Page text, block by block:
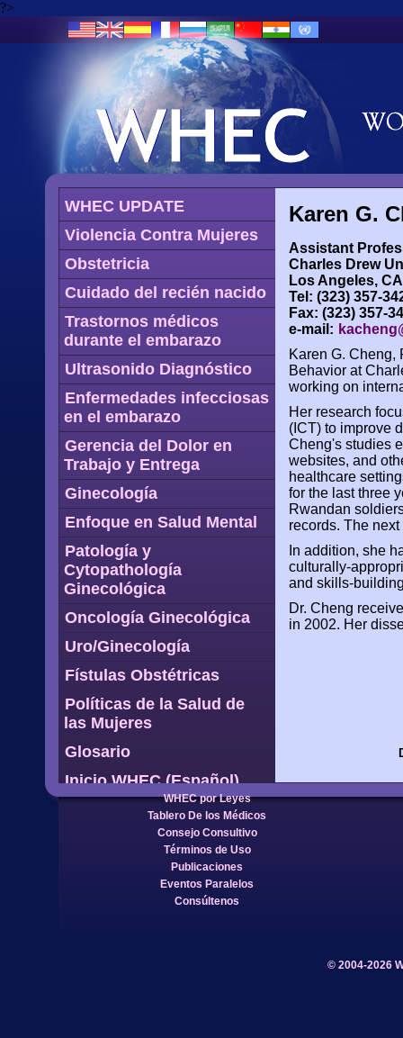
?>
WHEC UPDATE
Violencia Contra Mujeres
Obstetricia
Cuidado del recién nacido
Trastornos médicos
durante el embarazo
Ultrasonido Diagnóstico
Enfermedades infecciosas
en el embarazo
Gerencia del Dolor en
Trabajo y Entrega
Ginecología
Enfoque en Salud Mental
Patología y
Cytopathología
Ginecológica
Oncología Ginecológica
Uro/Ginecología
Fístulas Obstétricas
Políticas de la Salud de
las Mujeres
Glosario
Inicio WHEC (Español)
Karen G.
Assistant
Charles Drew
Los Angeles,
Tel: (323) 357-
Fax: (323) 357-
e-mail:
Karen G. Cheng,
Behavior at
working on
Her research
(ICT) to improve
Cheng's studies
websites, and
healthcare
for the last three
Rwandan
records. The
In addition, she
culturally-
and skills-
Dr. Cheng
in 2002. Her
WHEC por Leyes
Tablero De los Médicos
Consejo Consultivo
Términos de Uso
Publicaciones
Eventos Paralelos
Consúltenos
© 2004-2026